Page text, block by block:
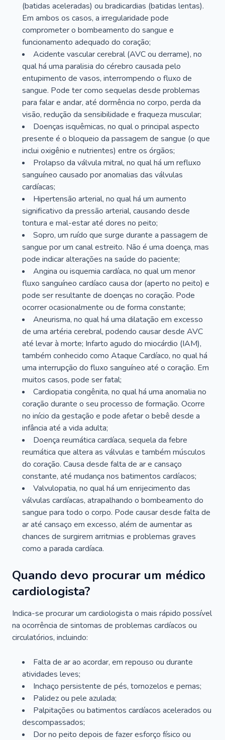
(batidas aceleradas) ou bradicardias (batidas lentas).
Em ambos os casos, a irregularidade pode
comprometer o bombeamento do sangue e
funcionamento adequado do coração;
Acidente vascular cerebral (AVC ou derrame), no
qual há uma paralisia do cérebro causada pelo
entupimento de vasos, interrompendo o fluxo de
sangue. Pode ter como sequelas desde problemas
para falar e andar, até dormência no corpo, perda da
visão, redução da sensibilidade e fraqueza muscular;
Doenças isquêmicas, no qual o principal aspecto
presente é o bloqueio da passagem de sangue (o que
inclui oxigênio e nutrientes) entre os órgãos;
Prolapso da válvula mitral, no qual há um refluxo
sanguíneo causado por anomalias das válvulas
cardíacas;
Hipertensão arterial, no qual há um aumento
significativo da pressão arterial, causando desde
tontura e mal-estar até dores no peito;
Sopro, um ruído que surge durante a passagem de
sangue por um canal estreito. Não é uma doença, mas
pode indicar alterações na saúde do paciente;
Angina ou isquemia cardíaca, no qual um menor
fluxo sanguíneo cardíaco causa dor (aperto no peito) e
pode ser resultante de doenças no coração. Pode
ocorrer ocasionalmente ou de forma constante;
Aneurisma, no qual há uma dilatação em excesso
de uma artéria cerebral, podendo causar desde AVC
até levar à morte; Infarto agudo do miocárdio (IAM),
também conhecido como Ataque Cardíaco, no qual há
uma interrupção do fluxo sanguíneo até o coração. Em
muitos casos, pode ser fatal;
Cardiopatia congênita, no qual há uma anomalia no
coração durante o seu processo de formação. Ocorre
no início da gestação e pode afetar o bebê desde a
infância até a vida adulta;
Doença reumática cardíaca, sequela da febre
reumática que altera as válvulas e também músculos
do coração. Causa desde falta de ar e cansaço
constante, até mudança nos batimentos cardíacos;
Valvulopatia, no qual há um enrijecimento das
válvulas cardíacas, atrapalhando o bombeamento do
sangue para todo o corpo. Pode causar desde falta de
ar até cansaço em excesso, além de aumentar as
chances de surgirem arritmias e problemas graves
como a parada cardíaca.
Quando devo procurar um médico
cardiologista?
Indica-se procurar um cardiologista o mais rápido possível
na ocorrência de sintomas de problemas cardíacos ou
circulatórios, incluindo:
Falta de ar ao acordar, em repouso ou durante
atividades leves;
Inchaço persistente de pés, tornozelos e pernas;
Palidez ou pele azulada;
Palpitações ou batimentos cardíacos acelerados ou
descompassados;
Dor no peito depois de fazer esforço físico ou